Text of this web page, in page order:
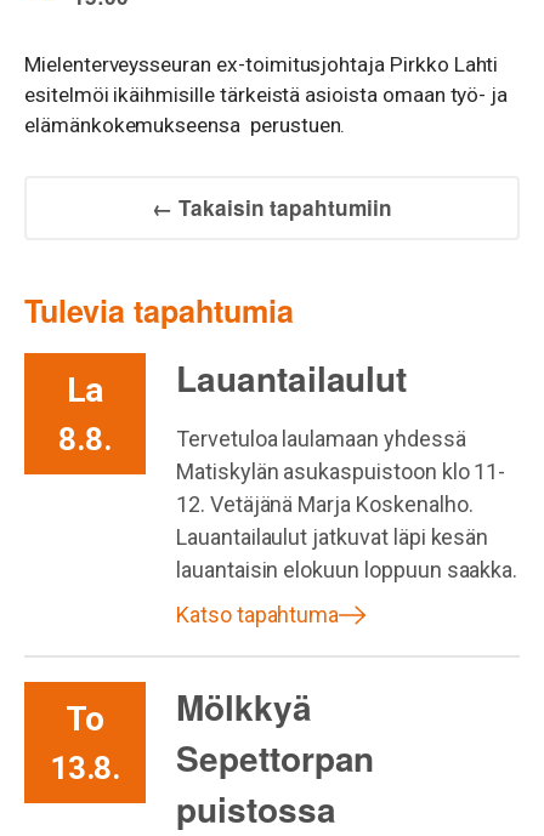
Mielenterveysseuran ex-toimitusjohtaja Pirkko Lahti
esitelmöi ikäihmisille tärkeistä asioista omaan työ- ja
elämänkokemukseensa perustuen.
← Takaisin tapahtumiin
Tulevia tapahtumia
La
8.8.
Lauantailaulut
Tervetuloa laulamaan yhdessä
Matiskylän asukaspuistoon klo 11-
12. Vetäjänä Marja Koskenalho.
Lauantailaulut jatkuvat läpi kesän
lauantaisin elokuun loppuun saakka.
Katso tapahtuma
To
13.8.
Mölkkyä
Sepettorpan
puistossa